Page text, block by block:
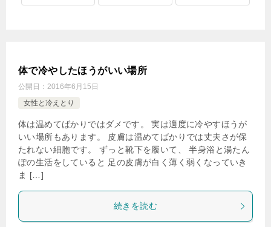
体で冷やしたほうがいい場所
公開日： 2016年6月15日
女性と冷えとり
体は温めてばかりではダメです。 実は適度に冷やすほうが
いい場所もあります。 皮膚は温めてばかりでは丈夫さが保
たれない細胞です。 ずっと靴下を履いて、 半身浴と湯たん
ぽの生活をしていると 足の皮膚が白く薄く弱くなっていき
ま […]
続きを読む